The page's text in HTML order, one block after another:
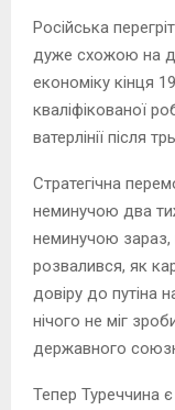
Російська
дуже схожою на
економіку кінця
кваліфікованої
ватерлінії після
Стратегічна
неминучою два
неминучою зараз,
розвалився, як
довіру до путіна
нічого не міг
державного
Тепер Туреччина